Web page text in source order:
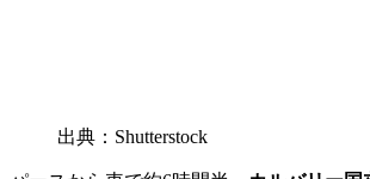
出典：Shutterstock